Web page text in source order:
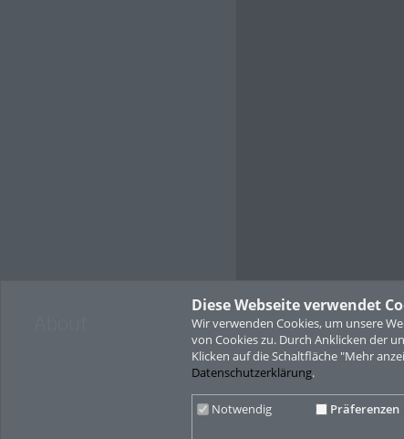
Diese Webseite verwendet
Wir verwenden Cookies, um unsere
von Cookies zu. Durch Anklicken der
Klicken auf die Schaltfläche "Mehr
Datenschutzerklärung.
Notwendig Präferenzen